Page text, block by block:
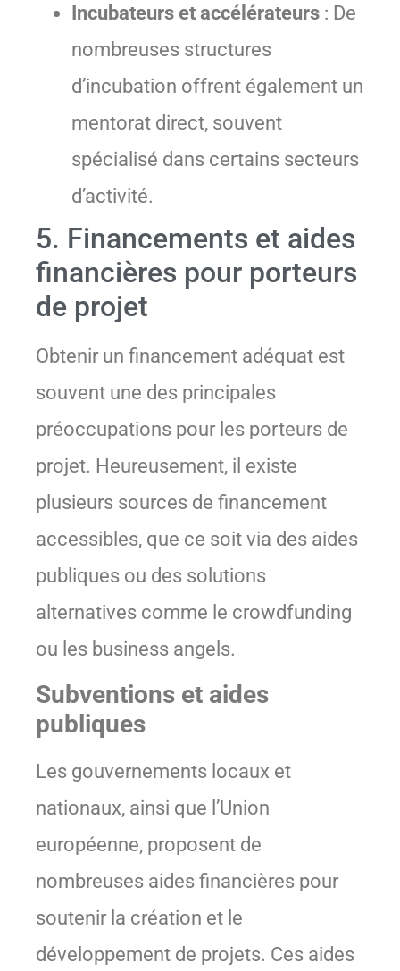
Incubateurs et accélérateurs : De
nombreuses structures
d’incubation offrent également un
mentorat direct, souvent
spécialisé dans certains secteurs
d’activité.
5. Financements et aides
financières pour porteurs
de projet
Obtenir un financement adéquat est
souvent une des principales
préoccupations pour les porteurs de
projet. Heureusement, il existe
plusieurs sources de financement
accessibles, que ce soit via des aides
publiques ou des solutions
alternatives comme le crowdfunding
ou les business angels.
Subventions et aides
publiques
Les gouvernements locaux et
nationaux, ainsi que l’Union
européenne, proposent de
nombreuses aides financières pour
soutenir la création et le
développement de projets. Ces aides